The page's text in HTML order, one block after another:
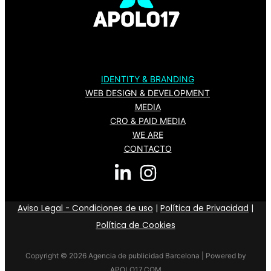
IDENTITY & BRANDING
WEB DESIGN & DEVELOPMENT
MEDIA
CRO & PAID MEDIA
WE ARE
CONTACTO
Aviso Legal - Condiciones de uso | Política de Privacidad |
Política de Cookies
Copyright © 2026 Agencia de publicidad Barcelona | Powered by